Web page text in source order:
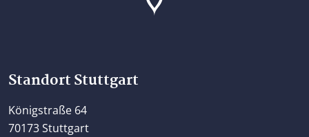
Standort Stuttgart
Königstraße 64
70173 Stuttgart